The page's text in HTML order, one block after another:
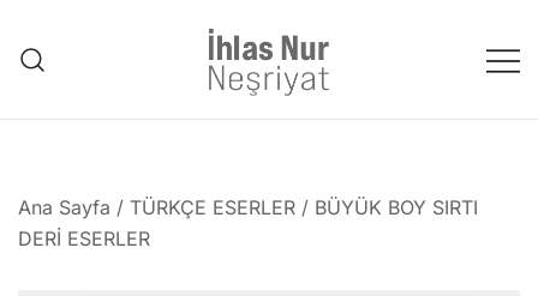
content
Ana Sayfa / TÜRKÇE ESERLER / BÜYÜK BOY SIRTI
DERİ ESERLER